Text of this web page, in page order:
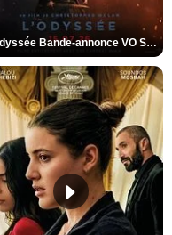
L'Odyssée Bande-annonce VO STFR